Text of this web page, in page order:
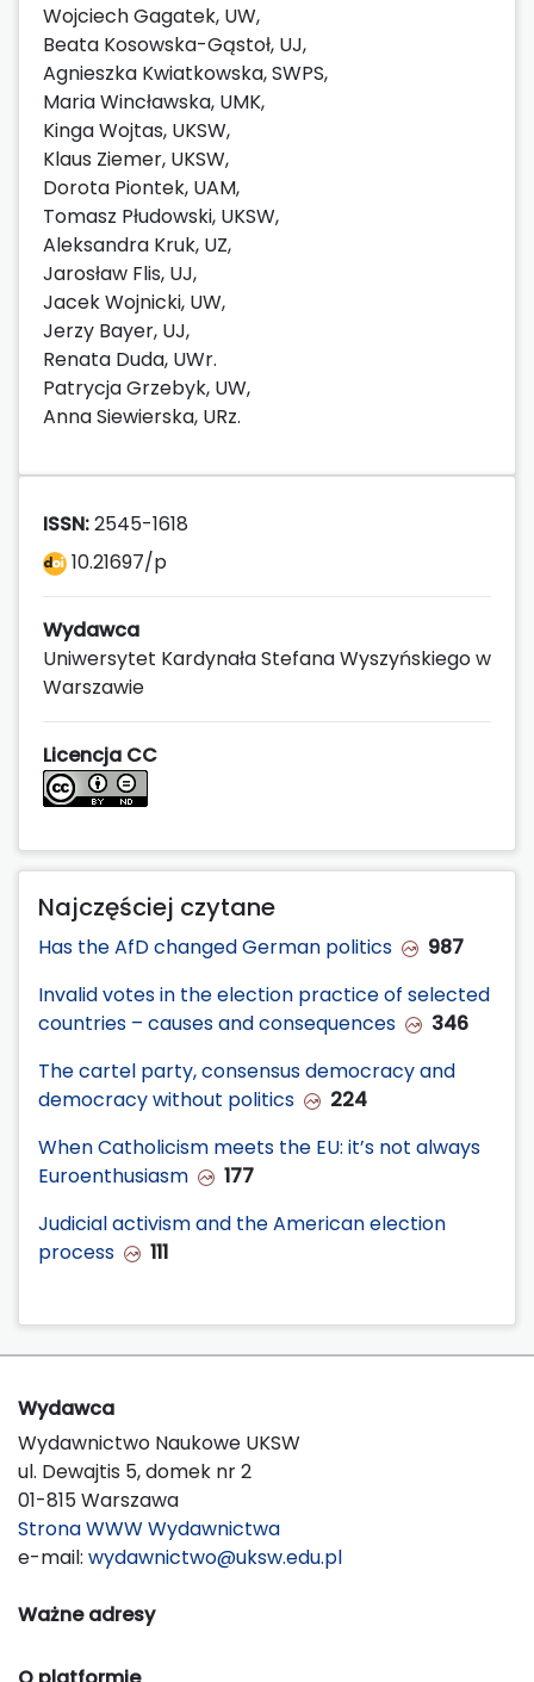
Wojciech Gagatek, UW,
Beata Kosowska-Gąstoł, UJ,
Agnieszka Kwiatkowska, SWPS,
Maria Wincławska, UMK,
Kinga Wojtas, UKSW,
Klaus Ziemer, UKSW,
Dorota Piontek, UAM,
Tomasz Płudowski, UKSW,
Aleksandra Kruk, UZ,
Jarosław Flis, UJ,
Jacek Wojnicki, UW,
Jerzy Bayer, UJ,
Renata Duda, UWr.
Patrycja Grzebyk, UW,
Anna Siewierska, URz.
ISSN:2545-1618
10.21697/p
Wydawca
Uniwersytet Kardynała Stefana Wyszyńskiego w
Warszawie
Licencja CC
Najczęściej czytane
Has the AfD changed German politics
987
Invalid votes in the election practice of selected
countries – causes and consequences
346
The cartel party, consensus democracy and
democracy without politics
224
When Catholicism meets the EU: it’s not always
Euroenthusiasm
177
Judicial activism and the American election
process
111
Wydawca
Wydawnictwo Naukowe UKSW
ul. Dewajtis 5, domek nr 2
01-815 Warszawa
Strona WWW Wydawnictwa
e-mail: wydawnictwo@uksw.edu.pl
Ważne adresy